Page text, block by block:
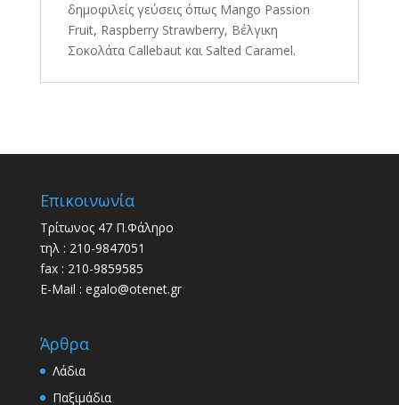
δημοφιλείς γεύσεις όπως Mango Passion
Fruit, Raspberry Strawberry, Βέλγικη
Σοκολάτα Callebaut και Salted Caramel.
Επικοινωνία
Τρίτωνος 47 Π.Φάληρο
τηλ : 210-9847051
fax : 210-9859585
E-Mail : egalo@otenet.gr
Άρθρα
Λάδια
Παξιμάδια